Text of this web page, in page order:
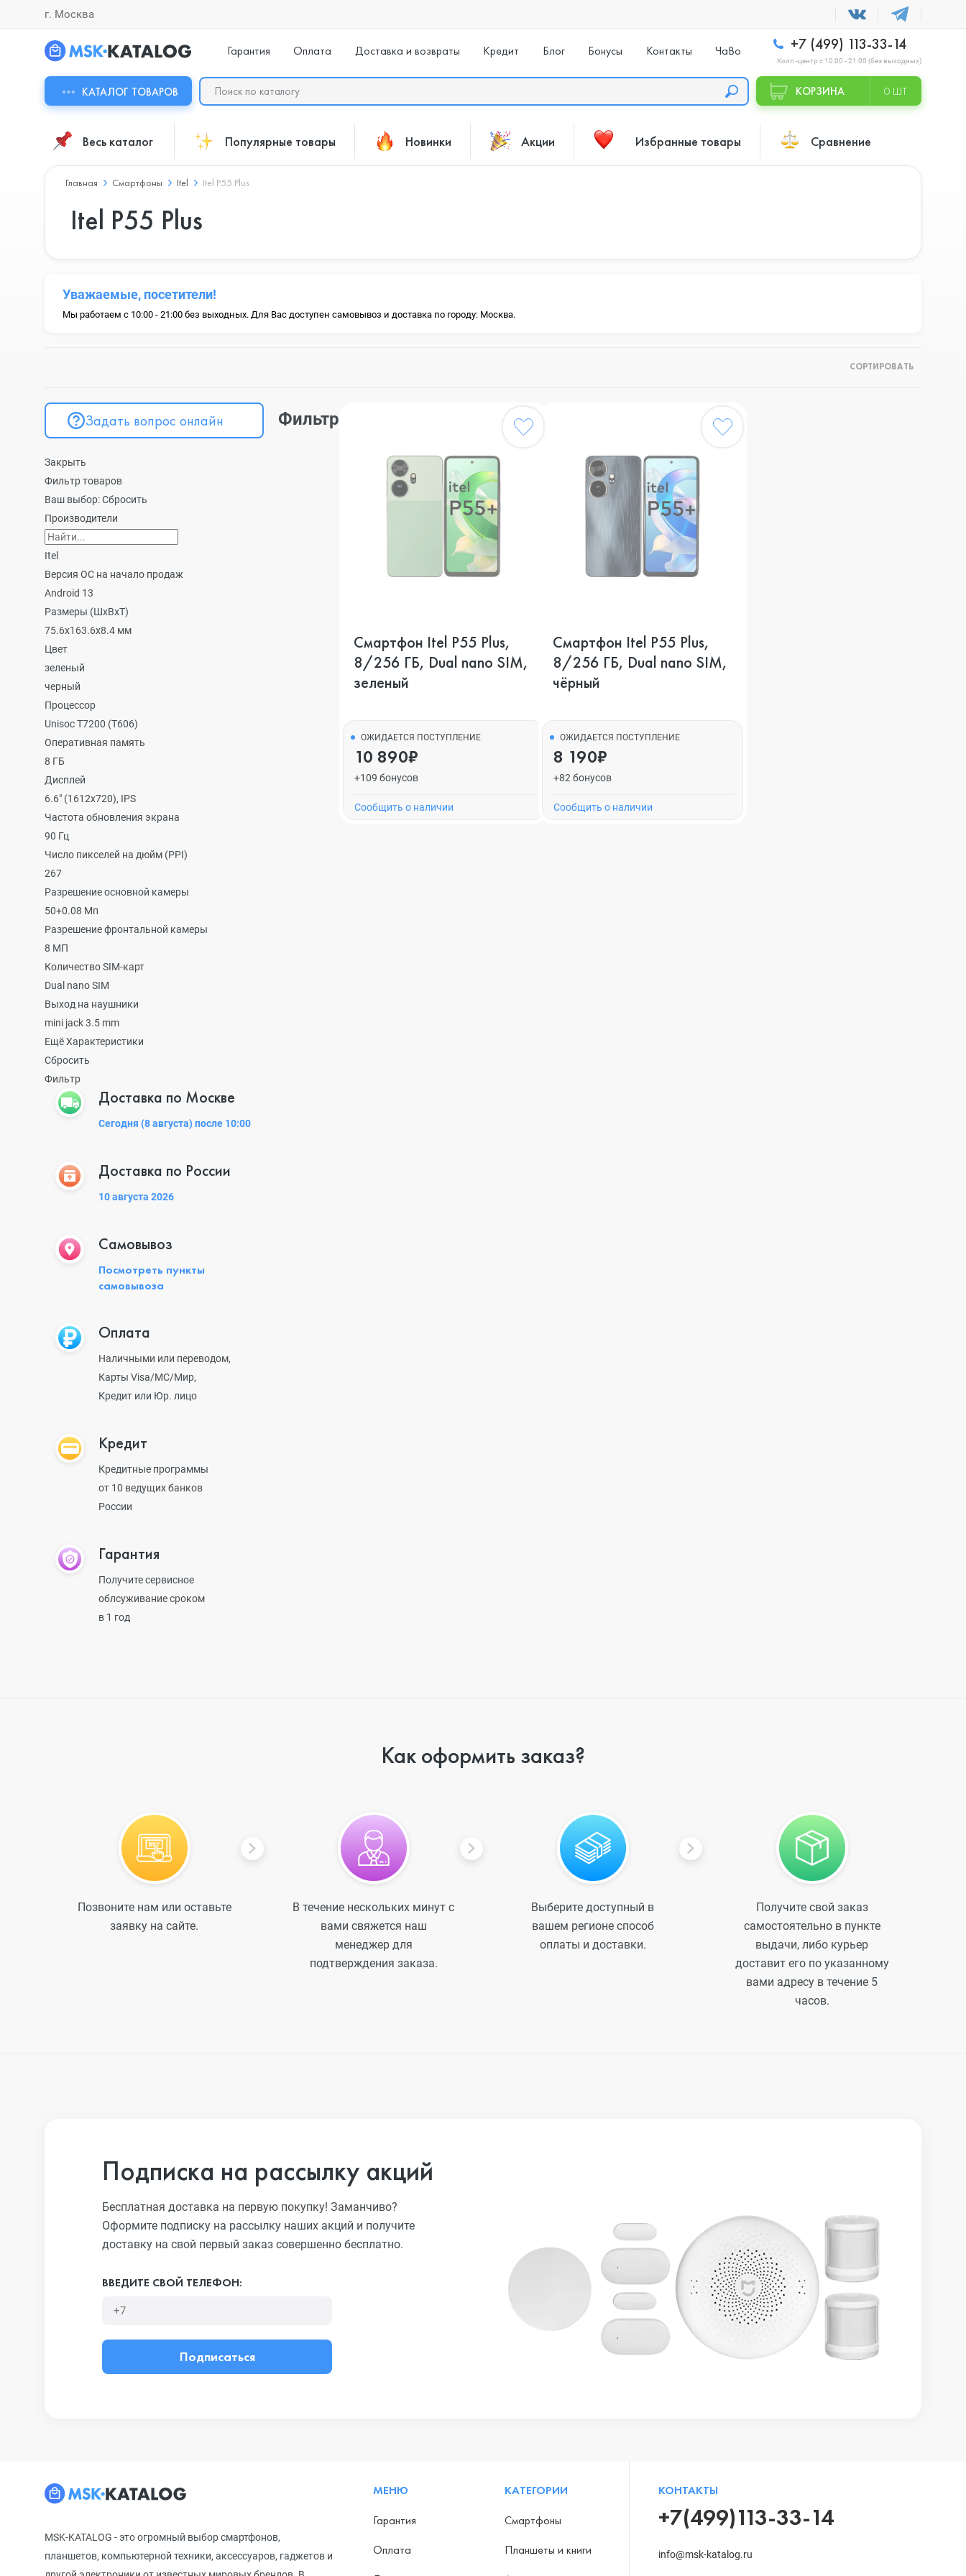
г. Москва
Гарантия Оплата Доставка и возвраты Кредит Блог Бонусы Контакты ЧаВо +7 (499) 113-33-14
Колл -центр с 10:00 - 21:00 (без выходных)
КАТАЛОГ ТОВАРОВ КОРЗИНА 0 ШТ
Весь каталог Популярные товары Новинки Акции Избранные товары Сравнение
Главная Смартфоны Itel Itel P55 Plus
Itel P55 Plus
Уважаемые, посетители!
Мы работаем с 10:00 - 21:00 без выходных. Для Вас доступен самовывоз и доставка по городу: Москва.
СОРТИРОВАТЬ
Задать вопрос онлайн
Закрыть
Фильтр товаров
Ваш выбор:Сбросить
Производители
Itel
Версия ОС на начало продаж
Android 13
Размеры (ШxВxТ)
75.6x163.6x8.4 мм
Цвет
зеленый
черный
Процессор
Unisoc T7200 (T606)
Оперативная память
8 ГБ
Дисплей
6.6" (1612x720), IPS
Частота обновления экрана
90 Гц
Число пикселей на дюйм (PPI)
267
Разрешение основной камеры
50+0.08 Мп
Разрешение фронтальной камеры
8 МП
Количество SIM-карт
Dual nano SIM
Выход на наушники
mini jack 3.5 mm
Ещё Характеристики
Сбросить
Фильтр
Доставка по Москве
Сегодня (8 августа) после 10:00
Доставка по России
10 августа 2026
Самовывоз
Посмотреть пункты
самовывоза
Оплата
Наличными или переводом,
Карты Visa/MC/Мир,
Кредит или Юр. лицо
Кредит
Кредитные программы
от 10 ведущих банков
России
Гарантия
Получите сервисное
облсуживание сроком
в 1 год
Фильтр
Смартфон Itel P55 Plus,
8/256 ГБ, Dual nano SIM,
зеленый
ОЖИДАЕТСЯ ПОСТУПЛЕНИЕ
10 890₽
+109 бонусов
Cообщить о наличии
Смартфон Itel P55 Plus,
8/256 ГБ, Dual nano SIM,
чёрный
ОЖИДАЕТСЯ ПОСТУПЛЕНИЕ
8 190₽
+82 бонусов
Cообщить о наличии
Как оформить заказ?
Позвоните нам или оставьте
заявку на сайте.
В течение нескольких минут с
вами свяжется наш
менеджер для
подтверждения заказа.
Выберите доступный в
вашем регионе способ
оплаты и доставки.
Получите свой заказ
самостоятельно в пункте
выдачи, либо курьер
доставит его по указанному
вами адресу в течение 5
часов.
Подписка на рассылку акций
Бесплатная доставка на первую покупку! Заманчиво?
Оформите подписку на рассылку наших акций и получите
доставку на свой первый заказ совершенно бесплатно.
ВВЕДИТЕ СВОЙ ТЕЛЕФОН:
Подписаться
MSK-KATALOG - это огромный выбор смартфонов,
планшетов, компьютерной техники, аксессуаров, гаджетов и
МЕНЮ
Гарантия
Оплата
КАТЕГОРИИ
Смартфоны
Планшеты и книги
КОНТАКТЫ
+7(499)113-33-14
info@msk-katalog.ru